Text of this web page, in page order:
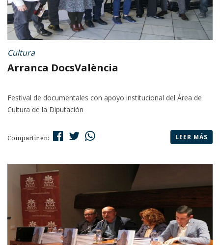
Cultura
Arranca DocsValència
Festival de documentales con apoyo institucional del Área de
Cultura de la Diputación
Compartir en: LEER MÁS